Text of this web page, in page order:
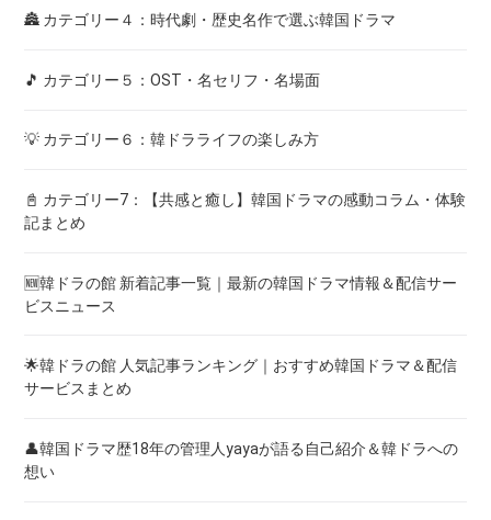
🏯 カテゴリー４：時代劇・歴史名作で選ぶ韓国ドラマ
🎵 カテゴリー５：OST・名セリフ・名場面
💡 カテゴリー６：韓ドラライフの楽しみ方
📓 カテゴリー7：【共感と癒し】韓国ドラマの感動コラム・体験
記まとめ
🆕韓ドラの館 新着記事一覧｜最新の韓国ドラマ情報＆配信サー
ビスニュース
🌟韓ドラの館 人気記事ランキング｜おすすめ韓国ドラマ＆配信
サービスまとめ
👤韓国ドラマ歴18年の管理人yayaが語る自己紹介＆韓ドラへの
想い